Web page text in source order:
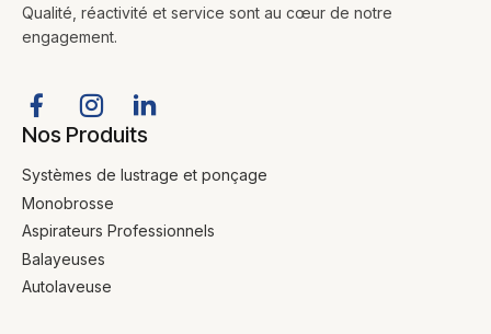
Qualité, réactivité et service sont au cœur de notre
engagement.
Nos Produits
Systèmes de lustrage et ponçage
Monobrosse
Aspirateurs Professionnels
Balayeuses
Autolaveuse